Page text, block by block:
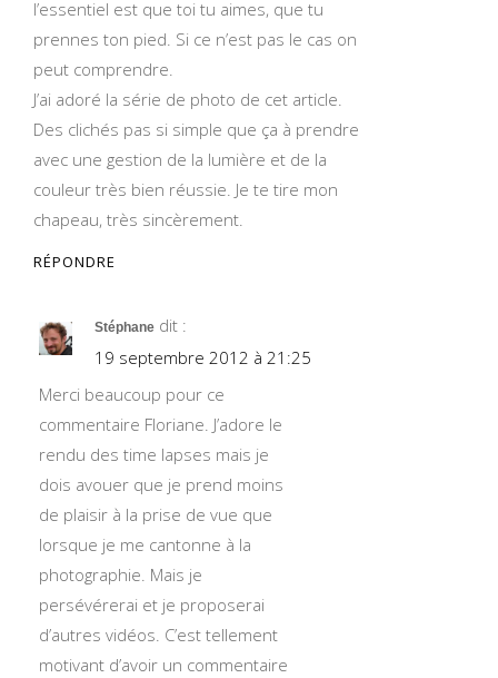
l’essentiel est que toi tu aimes, que tu
prennes ton pied. Si ce n’est pas le cas on
peut comprendre.
J’ai adoré la série de photo de cet article.
Des clichés pas si simple que ça à prendre
avec une gestion de la lumière et de la
couleur très bien réussie. Je te tire mon
chapeau, très sincèrement.
RÉPONDRE
Stéphane dit :
19 septembre 2012 à 21:25
Merci beaucoup pour ce
commentaire Floriane. J’adore le
rendu des time lapses mais je
dois avouer que je prend moins
de plaisir à la prise de vue que
lorsque je me cantonne à la
photographie. Mais je
persévérerai et je proposerai
d’autres vidéos. C’est tellement
motivant d’avoir un commentaire